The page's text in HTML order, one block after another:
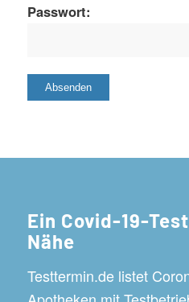
Passwort:
Ein Covid-19-
Nähe
Testtermin.de listet